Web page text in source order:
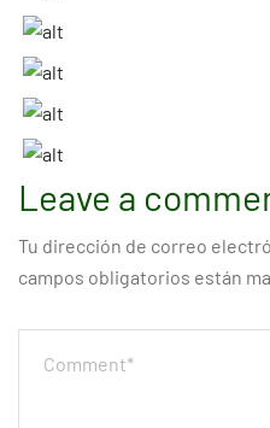
Leave a
Tu dirección de correo
campos obligatorios están